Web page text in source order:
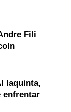
Fili
Iaquinta,
enfrentar